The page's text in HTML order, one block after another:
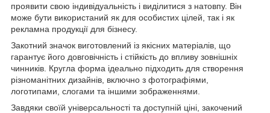
проявити свою індивідуальність і виділитися з натовпу. Він
може бути використаний як для особистих цілей, так і як
рекламна продукції для бізнесу.
Закотний значок виготовлений із якісних матеріалів, що
гарантує його довговічність і стійкість до впливу зовнішніх
чинників. Кругла форма ідеально підходить для створення
різноманітних дизайнів, включно з фотографіями,
логотипами, слогами та іншими зображеннями.
Завдяки своїй універсальності та доступній ціні, закочений